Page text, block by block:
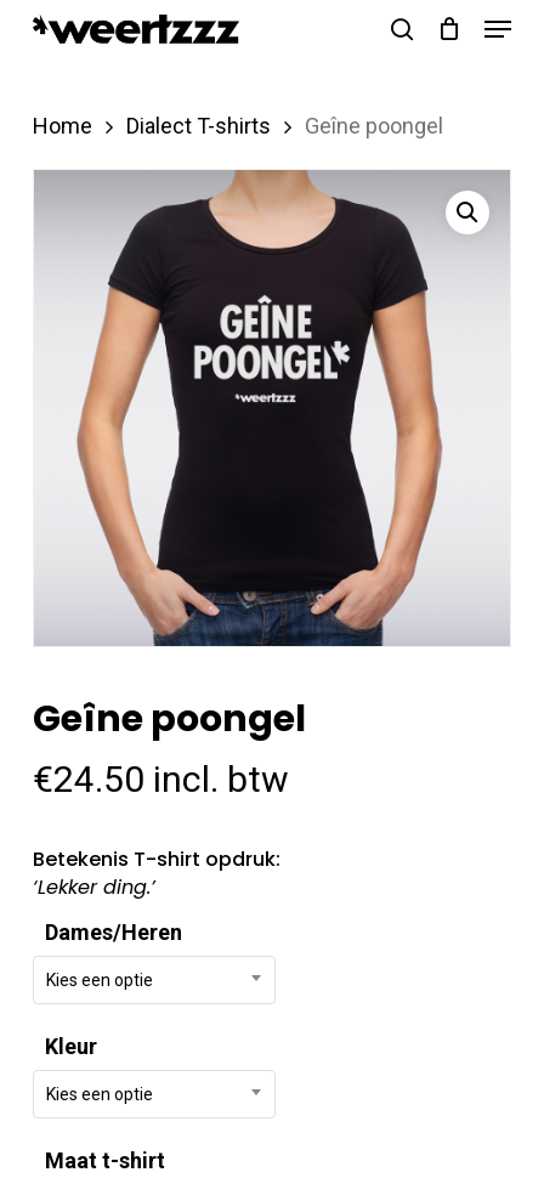
Skip
content
Menu
Home Dialect T-shirts Geîne poongel
Geîne poongel
€24.50 incl. btw
Betekenis T-shirt opdruk:
‘Lekker ding.’
Dames/Heren
Kies een optie
Kleur
Kies een optie
Maat t-shirt